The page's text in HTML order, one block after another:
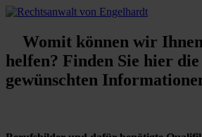
Womit können wir Ihnen
helfen? Finden Sie hier die
gewünschten